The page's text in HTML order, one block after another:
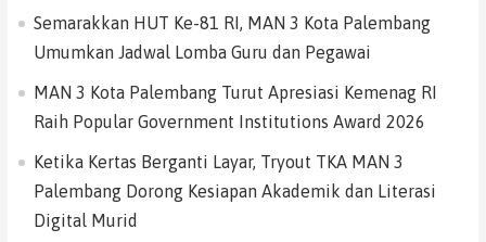
Semarakkan HUT Ke-81 RI, MAN 3 Kota Palembang
Umumkan Jadwal Lomba Guru dan Pegawai
MAN 3 Kota Palembang Turut Apresiasi Kemenag RI
Raih Popular Government Institutions Award 2026
Ketika Kertas Berganti Layar, Tryout TKA MAN 3
Palembang Dorong Kesiapan Akademik dan Literasi
Digital Murid